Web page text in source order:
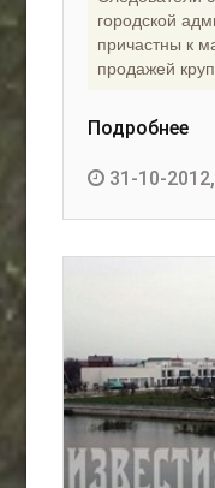
городской
причастны к
продажей
Подробнее
31-10-